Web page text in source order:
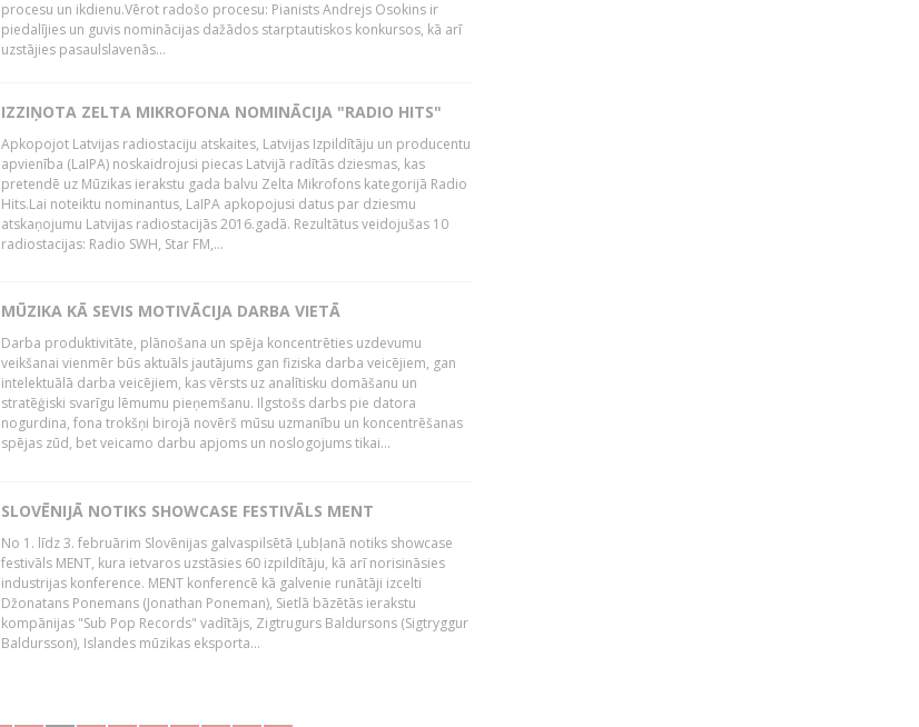
procesu un ikdienu.Vērot radošo procesu: Pianists Andrejs Osokins ir
piedalījies un guvis nominācijas dažādos starptautiskos konkursos, kā arī
uzstājies pasaulslavenās...
IZZIŅOTA ZELTA MIKROFONA NOMINĀCIJA "RADIO HITS"
Apkopojot Latvijas radiostaciju atskaites, Latvijas Izpildītāju un producentu
apvienība (LaIPA) noskaidrojusi piecas Latvijā radītās dziesmas, kas
pretendē uz Mūzikas ierakstu gada balvu Zelta Mikrofons kategorijā Radio
Hits.Lai noteiktu nominantus, LaIPA apkopojusi datus par dziesmu
atskaņojumu Latvijas radiostacijās 2016.gadā. Rezultātus veidojušas 10
radiostacijas: Radio SWH, Star FM,...
MŪZIKA KĀ SEVIS MOTIVĀCIJA DARBA VIETĀ
Darba produktivitāte, plānošana un spēja koncentrēties uzdevumu
veikšanai vienmēr būs aktuāls jautājums gan fiziska darba veicējiem, gan
intelektuālā darba veicējiem, kas vērsts uz analītisku domāšanu un
stratēģiski svarīgu lēmumu pieņemšanu. Ilgstošs darbs pie datora
nogurdina, fona trokšņi birojā novērš mūsu uzmanību un koncentrēšanas
spējas zūd, bet veicamo darbu apjoms un noslogojums tikai...
SLOVĒNIJĀ NOTIKS SHOWCASE FESTIVĀLS MENT
No 1. līdz 3. februārim Slovēnijas galvaspilsētā Ļubļanā notiks showcase
festivāls MENT, kura ietvaros uzstāsies 60 izpildītāju, kā arī norisināsies
industrijas konference. MENT konferencē kā galvenie runātāji izcelti
Džonatans Ponemans (Jonathan Poneman), Sietlā bāzētās ierakstu
kompānijas "Sub Pop Records" vadītājs, Zigtrugurs Baldursons (Sigtryggur
Baldursson), Islandes mūzikas eksporta...